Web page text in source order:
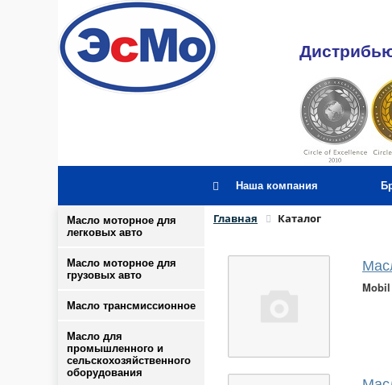
Наша компания
Масло моторное для
легковых авто
Масло моторное для
грузовых авто
Масло трансмиссионное
Масло для
промышленного и
сельскохозяйственного
оборудования
Главная Каталог
Mobil